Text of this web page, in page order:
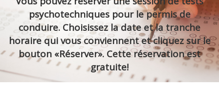
psychotechniques pour le permis de
conduire. Choisissez la date et la tranche
horaire qui vous conviennent et cliquez sur le
bouton «Réserver». Cette réservation est
gratuite!